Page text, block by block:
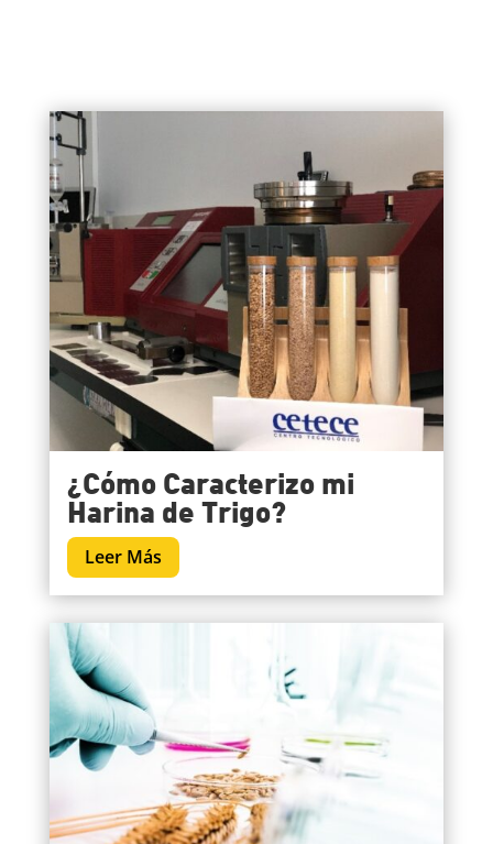
¿Cómo Caracterizo mi
Harina de Trigo?
Leer Más